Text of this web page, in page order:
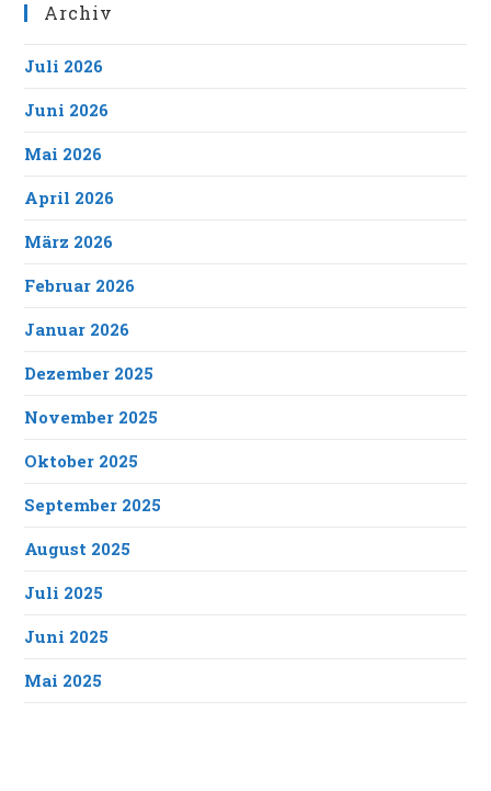
Archiv
Juli 2026
Juni 2026
Mai 2026
April 2026
März 2026
Februar 2026
Januar 2026
Dezember 2025
November 2025
Oktober 2025
September 2025
August 2025
Juli 2025
Juni 2025
Mai 2025